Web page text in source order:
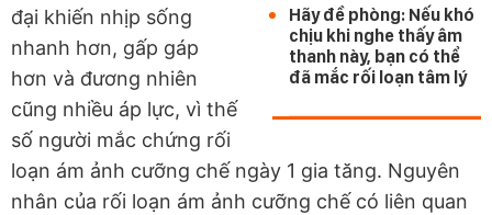
Hãy đề phòng: Nếu khó
chịu khi nghe thấy âm
thanh này, bạn có thể
đã mắc rối loạn tâm lý
đại khiến nhịp sống
nhanh hơn, gấp gáp
hơn và đương nhiên
cũng nhiều áp lực, vì thế
số người mắc chứng rối
loạn ám ảnh cưỡng chế ngày 1 gia tăng. Nguyên
nhân của rối loạn ám ảnh cưỡng chế có liên quan